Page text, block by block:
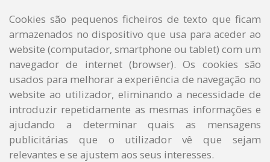
Cookies são pequenos ficheiros de texto que ficam
armazenados no dispositivo que usa para aceder ao
website (computador, smartphone ou tablet) com um
navegador de internet (browser). Os cookies são
usados para melhorar a experiência de navegação no
website ao utilizador, eliminando a necessidade de
introduzir repetidamente as mesmas informações e
ajudando a determinar quais as mensagens
publicitárias que o utilizador vê que sejam
relevantes e se ajustem aos seus interesses.